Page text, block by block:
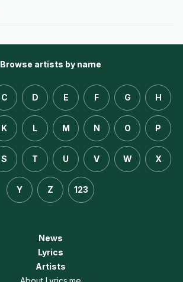
Browse artists by name
C D E F G H
K L M N O P
S T U V W X
Y Z 123
News
Lyrics
Artists